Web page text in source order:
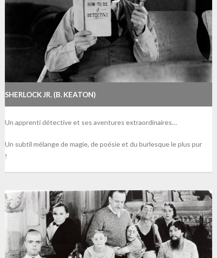
SHERLOCK JR. (B. KEATON)
Un apprenti détective et ses aventures extraordinaires…
Un subtil mélange de magie, de poésie et du burlesque le plus pur
!